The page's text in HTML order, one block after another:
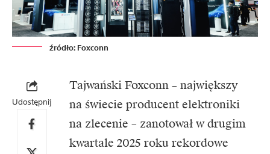
źródło: Foxconn
Udostępnij
Tajwański Foxconn – największy
na świecie producent elektroniki
na zlecenie – zanotował w drugim
kwartale 2025 roku rekordowe